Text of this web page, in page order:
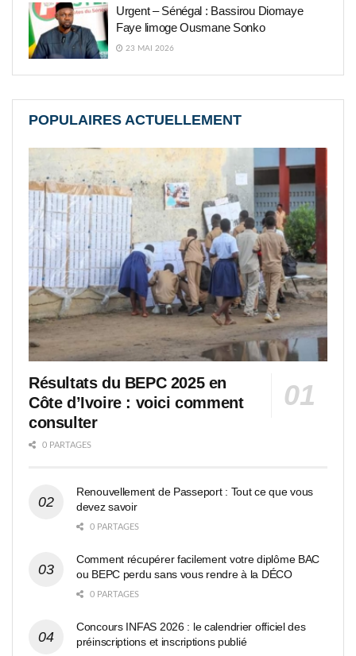
Urgent – Sénégal : Bassirou Diomaye
Faye limoge Ousmane Sonko
23 MAI 2026
POPULAIRES ACTUELLEMENT
Résultats du BEPC 2025 en
Côte d’Ivoire : voici comment
consulter
0 PARTAGES
Renouvellement de Passeport : Tout ce que vous
devez savoir
0 PARTAGES
Comment récupérer facilement votre diplôme BAC
ou BEPC perdu sans vous rendre à la DÉCO
0 PARTAGES
Concours INFAS 2026 : le calendrier officiel des
préinscriptions et inscriptions publié